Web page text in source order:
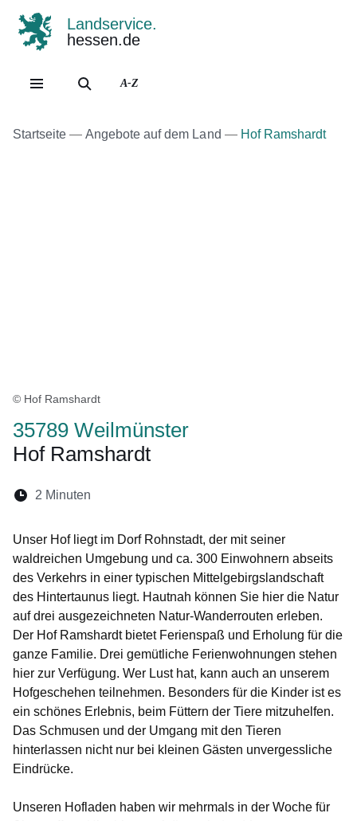
Landservice.
hessen.de
A-Z
Startseite Angebote auf dem Land Hof Ramshardt
© Hof Ramshardt
35789 Weilmünster
Hof Ramshardt
Lesedauer:
2 Minuten
Unser Hof liegt im Dorf Rohnstadt, der mit seiner
waldreichen Umgebung und ca. 300 Einwohnern abseits
des Verkehrs in einer typischen Mittelgebirgslandschaft
des Hintertaunus liegt. Hautnah können Sie hier die Natur
auf drei ausgezeichneten Natur-Wanderrouten erleben.
Der Hof Ramshardt bietet Ferienspaß und Erholung für die
ganze Familie. Drei gemütliche Ferienwohnungen stehen
hier zur Verfügung. Wer Lust hat, kann auch an unserem
Hofgeschehen teilnehmen. Besonders für die Kinder ist es
ein schönes Erlebnis, beim Füttern der Tiere mitzuhelfen.
Das Schmusen und der Umgang mit den Tieren
hinterlassen nicht nur bei kleinen Gästen unvergessliche
Eindrücke.
Unseren Hofladen haben wir mehrmals in der Woche für